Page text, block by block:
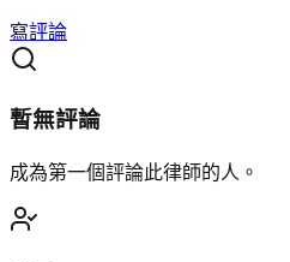
寫評論
暫無評論
成為第一個評論此律師的人。